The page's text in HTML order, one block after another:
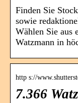
Finden Sie
sowie
Wählen Sie aus
Watzmann in
http s://
7.366